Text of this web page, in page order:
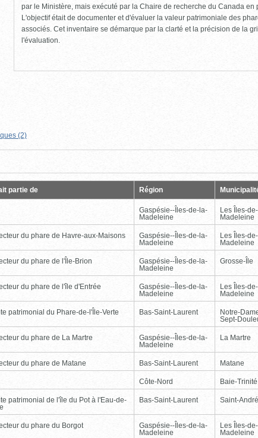
par le Ministère, mais exécuté par la Chaire de recherche du Canada
L'objectif était de documenter et d'évaluer la valeur patrimoniale des
associés. Cet inventaire se démarque par la clarté et la précision de la
l'évaluation.
(2)
partie de Région
Gaspésie--Îles-de-la-
Madeleine
Les Îles-
Madeleine
du phare de Havre-aux-Maisons
Gaspésie--Îles-de-la-
Madeleine
Les Îles-
Madeleine
du phare de l'Île-Brion
Gaspésie--Îles-de-la-
Madeleine
Grosse-Île
du phare de l'île d'Entrée
Gaspésie--Îles-de-la-
Madeleine
Les Îles-
Madeleine
patrimonial du Phare-de-l'Île-Verte Bas-Saint-Laurent
Notre-
Sept-
du phare de La Martre
Gaspésie--Îles-de-la-
Madeleine
La Martre
du phare de Matane Bas-Saint-Laurent Matane
Côte-Nord Baie-Trinité
patrimonial de l'île du Pot à l'Eau-de-
Bas-Saint-Laurent Saint-André
du phare du Borgot
Gaspésie--Îles-de-la-
Madeleine
Les Îles-
Madeleine